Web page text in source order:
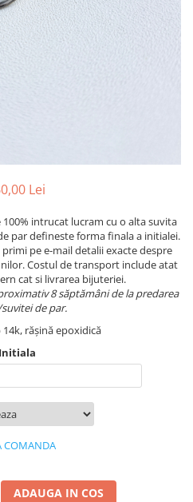
Lei
intrucat lucram cu o alta suvita
par defineste forma finala a initialei.
pe e-mail detalii exacte despre
Costul de transport include atat
cat si livrarea bijuteriei.
8 săptămâni de la predarea
de par.
14k, rășină epoxidică
Initiala
COMANDA
ADAUGA IN COS